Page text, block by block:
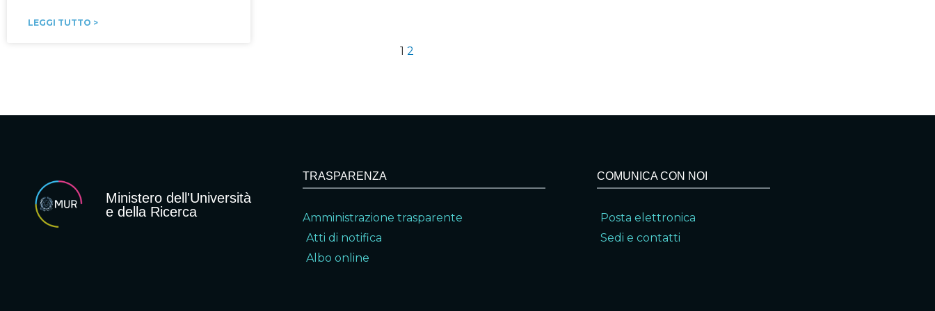
LEGGI TUTTO >
1 2
Ministero dell'Università
e della Ricerca
TRASPARENZA
Amministrazione trasparente
Atti di notifica
Albo online
COMUNICA CON NOI
Posta elettronica
Sedi e contatti